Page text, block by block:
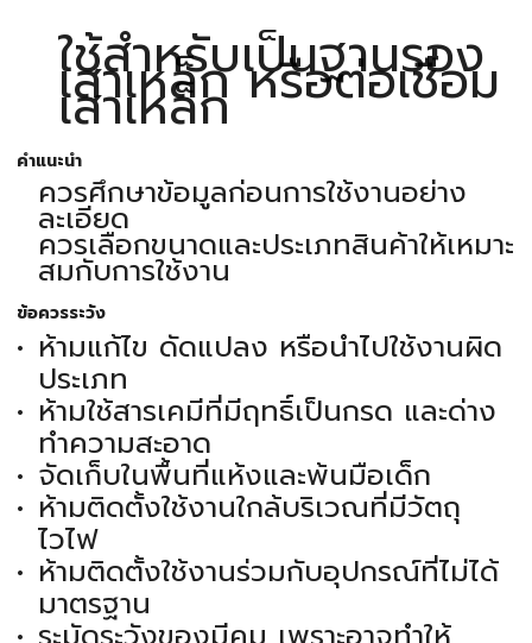
ใช้สำหรับเป็นฐานรอง
เสาเหล็ก หรือต่อเชื่อม
เสาเหล็ก
คำแนะนำ
ควรศึกษาข้อมูลก่อนการใช้งานอย่าง
ละเอียด
ควรเลือกขนาดและประเภทสินค้าให้เหมาะ
สมกับการใช้งาน
ข้อควรระวัง
ห้ามแก้ไข ดัดแปลง หรือนำไปใช้งานผิด
ประเภท
ห้ามใช้สารเคมีที่มีฤทธิ์เป็นกรด และด่าง
ทำความสะอาด
จัดเก็บในพื้นที่แห้งและพ้นมือเด็ก
ห้ามติดตั้งใช้งานใกล้บริเวณที่มีวัตถุ
ไวไฟ
ห้ามติดตั้งใช้งานร่วมกับอุปกรณ์ที่ไม่ได้
มาตรฐาน